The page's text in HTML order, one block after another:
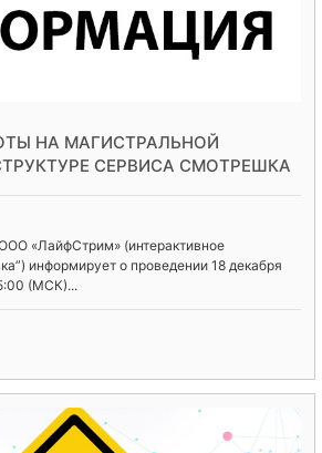
НА МАГИСТРАЛЬНОЙ
СЕРВИСА СМОТРЕШКА
«ЛайфСтрим» (интерактивное
информирует о проведении 18 декабря
(МСК)...